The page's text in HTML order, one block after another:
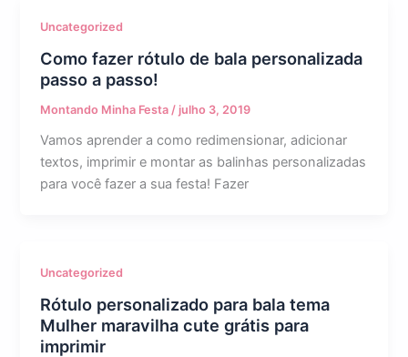
Uncategorized
Como fazer rótulo de bala personalizada
passo a passo!
Montando Minha Festa / julho 3, 2019
Vamos aprender a como redimensionar, adicionar
textos, imprimir e montar as balinhas personalizadas
para você fazer a sua festa! Fazer
Uncategorized
Rótulo personalizado para bala tema
Mulher maravilha cute grátis para
imprimir